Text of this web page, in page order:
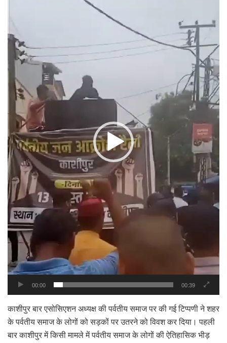
00:00 00:39
काशीपुर बार एसोसिएशन अध्यक्ष की पर्वतीय समाज पर की गई टिप्पणी ने शहर
के पर्वतीय समाज के लोगों को सड़कों पर उतरने को विवश कर दिया। पहली
बार काशीपुर में किसी मामले में पर्वतीय समाज के लोगों की ऐतिहासिक भीड़